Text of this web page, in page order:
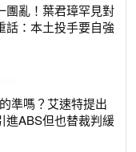
團亂！葉君璋罕見對
話：本土投手要自強
準嗎？艾速特提出
ABS但也替裁判緩